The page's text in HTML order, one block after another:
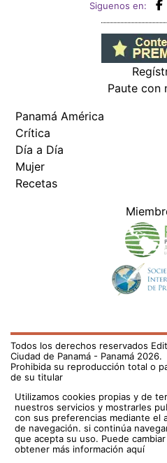
Siguenos en:
Paute con
Panamá América
Crítica
Día a Día
Mujer
Recetas
Todos los derechos reservados
Ciudad de Panamá - Panamá 2026.
Prohibida su reproducción total o
de su titular
Utilizamos cookies propias y de
nuestros servicios y mostrarles
con sus preferencias mediante el
de navegación. si continúa
que acepta su uso. Puede
obtener más información aquí